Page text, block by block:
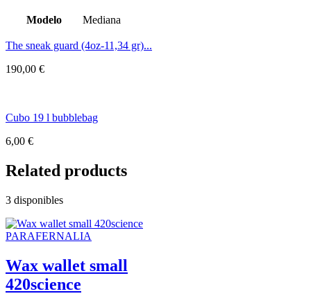
Modelo Mediana
The sneak guard (4oz-11,34 gr)...
190,00 €
Cubo 19 l bubblebag
6,00 €
Related products
3 disponibles
PARAFERNALIA
Wax wallet small
420science